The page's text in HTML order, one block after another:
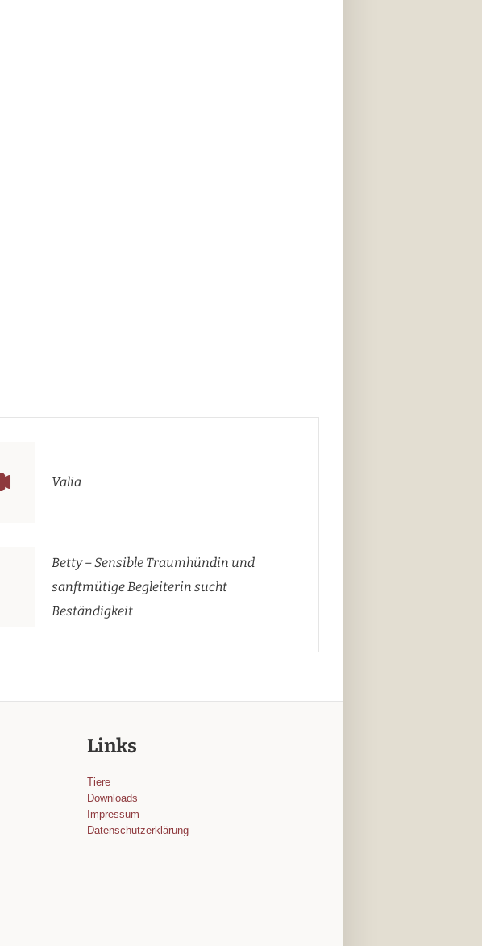
Valia
Betty – Sensible Traumhündin und
sanftmütige Begleiterin sucht
Beständigkeit
Links
Tiere
Downloads
Impressum
Datenschutzerklärung